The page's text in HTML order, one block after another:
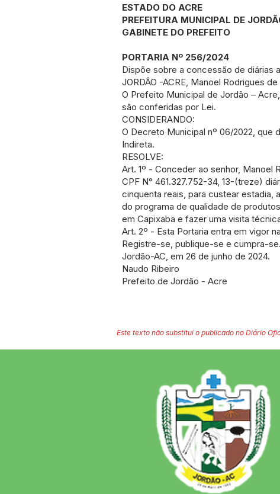
ESTADO DO ACRE
PREFEITURA MUNICIPAL DE
GABINETE DO PREFEITO
PORTARIA Nº 256/2024
Dispõe sobre a concessão de diárias
JORDÂO -ACRE, Manoel Rodrigues
O Prefeito Municipal de Jordão –
são conferidas por Lei.
CONSIDERANDO:
O Decreto Municipal nº 06/2022, que
Indireta.
RESOLVE:
Art. 1º - Conceder ao senhor, Manoel
CPF N° 461.327.752-34, 13-(treze)
cinquenta reais, para custear estadia,
do programa de qualidade de
em Capixaba e fazer uma visita
Art. 2º - Esta Portaria entra em vigor
Registre-se, publique-se e cumpra-se.
Jordão-AC, em 26 de junho de 2024.
Naudo Ribeiro
Prefeito de Jordão - Acre
Este texto não substitui o publicado no Diário